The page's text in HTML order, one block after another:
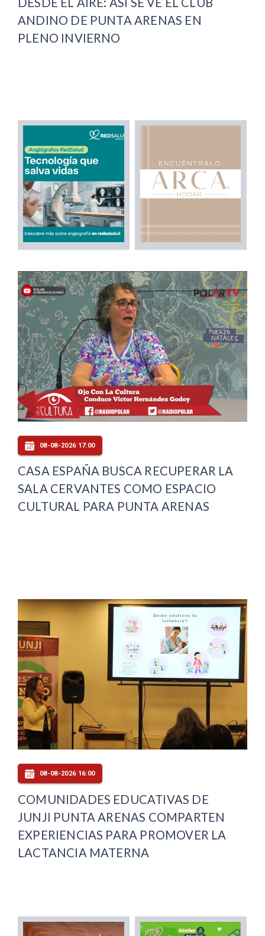
ANDINO DE PUNTA ARENAS EN
PLENO INVIERNO
08-08-2026 17:00
CASA ESPAÑA BUSCA RECUPERAR LA
SALA CERVANTES COMO ESPACIO
CULTURAL PARA PUNTA ARENAS
08-08-2026 16:00
COMUNIDADES EDUCATIVAS DE
JUNJI PUNTA ARENAS COMPARTEN
EXPERIENCIAS PARA PROMOVER LA
LACTANCIA MATERNA